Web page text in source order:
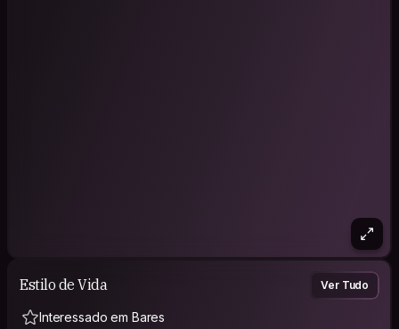
Estilo de Vida Ver Tudo
Interessado em Bares